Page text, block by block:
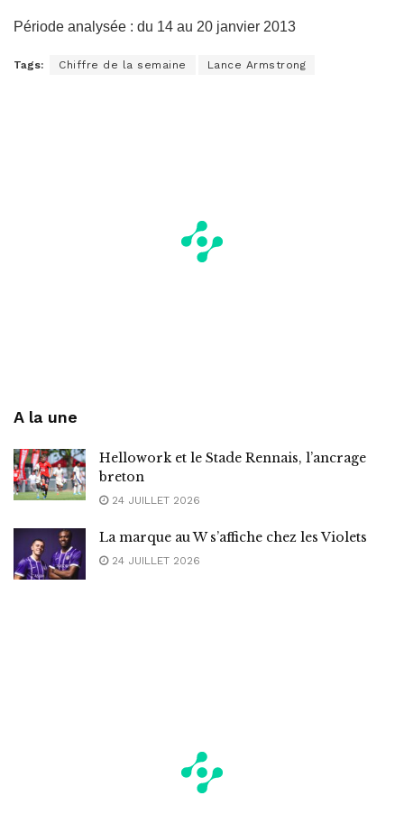
Période analysée : du 14 au 20 janvier 2013
Tags: Chiffre de la semaine Lance Armstrong
A la une
Hellowork et le Stade Rennais, l’ancrage
breton
24 JUILLET 2026
La marque au W s’affiche chez les Violets
24 JUILLET 2026